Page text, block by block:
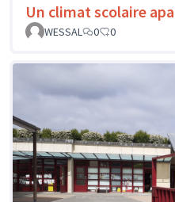
Un climat scolaire
WESSAL
0 0